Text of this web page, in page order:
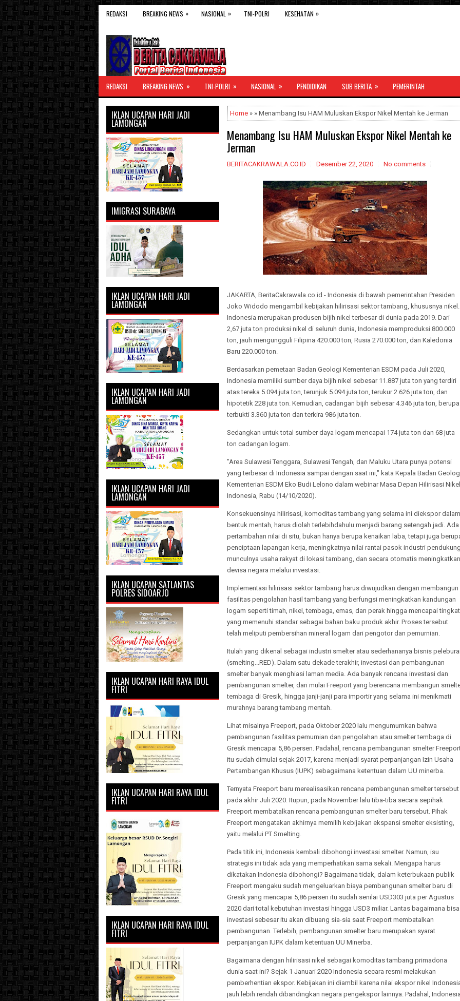
REDAKSI BREAKING NEWS » NASIONAL » TNI-POLRI KESEHATAN »
REDAKSI BREAKING NEWS » TNI-POLRI » NASIONAL » PENDIDIKAN SUB BERITA » PEMERINTAH
Home » » Menambang Isu HAM Muluskan Ekspor Nikel Mentah ke Jerman
Menambang Isu HAM Muluskan Ekspor Nikel Mentah ke
Jerman
BERITACAKRAWALA.CO.ID Desember 22, 2020 No comments
JAKARTA, BeritaCakrawala.co.id - Indonesia di bawah pemerintahan Presiden
Joko Widodo mengambil kebijakan hilirisasi sektor tambang, khususnya nikel.
Indonesia merupakan produsen bijih nikel terbesar di dunia pada 2019. Dari
2,67 juta ton produksi nikel di seluruh dunia, Indonesia memproduksi 800.000
ton, jauh mengungguli Filipina 420.000 ton, Rusia 270.000 ton, dan Kaledonia
Baru 220.000 ton.
Berdasarkan pemetaan Badan Geologi Kementerian ESDM pada Juli 2020,
Indonesia memiliki sumber daya bijih nikel sebesar 11.887 juta ton yang terdiri
atas tereka 5.094 juta ton, terunjuk 5.094 juta ton, terukur 2.626 juta ton, dan
hipotetik 228 juta ton. Kemudian, cadangan bijih sebesar 4.346 juta ton, berupa
terbukti 3.360 juta ton dan terkira 986 juta ton.
Sedangkan untuk total sumber daya logam mencapai 174 juta ton dan 68 juta
ton cadangan logam.
"Area Sulawesi Tenggara, Sulawesi Tengah, dan Maluku Utara punya potensi
yang terbesar di Indonesia sampai dengan saat ini," kata Kepala Badan
Kementerian ESDM Eko Budi Lelono dalam webinar Masa Depan Hilirisasi Nikel
Indonesia, Rabu (14/10/2020).
Konsekuensinya hilirisasi, komoditas tambang yang selama ini diekspor dalam
bentuk mentah, harus diolah terlebihdahulu menjadi barang setengah jadi. Ada
pertambahan nilai di situ, bukan hanya berupa kenaikan laba, tetapi juga
penciptaan lapangan kerja, meningkatnya nilai rantai pasok industri
munculnya usaha rakyat di lokasi tambang, dan secara otomatis meningkatkan
devisa negara melalui investasi.
Implementasi hilirisasi sektor tambang harus diwujudkan dengan membangun
fasilitas pengolahan hasil tambang yang berfungsi meningkatkan kandungan
logam seperti timah, nikel, tembaga, emas, dan perak hingga mencapai tingkat
yang memenuhi standar sebagai bahan baku produk akhir. Proses tersebut
telah meliputi pembersihan mineral logam dari pengotor dan pemurnian.
Itulah yang dikenal sebagai industri smelter atau sederhananya bisnis
(smelting...RED). Dalam satu dekade terakhir, investasi dan pembangunan
smelter banyak menghiasi laman media. Ada banyak rencana investasi dan
pembangunan smelter, dari mulai Freeport yang berencana membangun
tembaga di Gresik, hingga janji-janji para importir yang selama ini menikmati
murahnya barang tambang mentah.
Lihat misalnya Freeport, pada Oktober 2020 lalu mengumumkan bahwa
pembangunan fasilitas pemurnian dan pengolahan atau smelter tembaga di
Gresik mencapai 5,86 persen. Padahal, rencana pembangunan smelter
itu sudah dimulai sejak 2017, karena menjadi syarat perpanjangan Izin Usaha
Pertambangan Khusus (IUPK) sebagaimana ketentuan dalam UU minerba.
Ternyata Freeport baru merealisasikan rencana pembangunan smelter tersebut
pada akhir Juli 2020. Itupun, pada November lalu tiba-tiba secara sepihak
Freeport membatalkan rencana pembangunan smelter baru tersebut. Pihak
Freeport mengatakan akhirnya memilih kebijakan ekspansi smelter eksisting,
yaitu melalui PT Smelting.
Pada titik ini, Indonesia kembali dibohongi investasi smelter. Namun, isu
strategis ini tidak ada yang memperhatikan sama sekali. Mengapa harus
dikatakan Indonesia dibohongi? Bagaimana tidak, dalam keterbukaan publik
Freeport mengaku sudah mengeluarkan biaya pembangunan smelter baru di
Gresik yang mencapai 5,86 persen itu sudah senilai USD303 juta per Agustus
2020 dari total kebutuhan investasi hingga USD3 miliar. Lantas bagaimana bisa
investasi sebesar itu akan dibuang sia-sia saat Freeport membatalkan
pembangunan. Terlebih, pembangunan smelter baru merupakan syarat
perpanjangan IUPK dalam ketentuan UU Minerba.
Bagaimana dengan hilirisasi nikel sebagai komoditas tambang primadona
dunia saat ini? Sejak 1 Januari 2020 Indonesia secara resmi melakukan
pemberhentian ekspor. Kebijakan ini diambil karena nilai ekspor nikel
jauh lebih rendah dibandingkan negara pengekspor lainnya. Padahal,
IKLAN UCAPAN HARI JADI
LAMONGAN
IMIGRASI SURABAYA
IKLAN UCAPAN HARI JADI
LAMONGAN
IKLAN UCAPAN HARI JADI
LAMONGAN
IKLAN UCAPAN HARI JADI
LAMONGAN
IKLAN UCAPAN SATLANTAS
POLRES SIDOARJO
IKLAN UCAPAN HARI RAYA IDUL
FITRI
IKLAN UCAPAN HARI RAYA IDUL
FITRI
IKLAN UCAPAN HARI RAYA IDUL
FITRI